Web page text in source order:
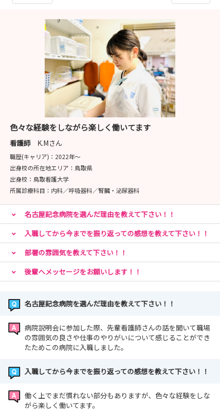
色々な経験をしながら楽しく働いてます
看護師 K.Mさん
職歴(キャリア)： 2022年〜
出身校の所在地エリア： 鳥取県
出身校： 鳥取看護大学
所属診療科目： 内科／呼吸器科／腎臓・泌尿器科
名古屋記念病院を選んだ理由を教えて下さい！！
入職してから今までを振り返っての感想を教えて下さい！！
部署の雰囲気を教えて下さい！！
後輩へメッセージをお願いします！！
名古屋記念病院を選んだ理由を教えて下さい！！
病院説明会に参加した際、先輩看護師さんの話を聞いて職場
の雰囲気の良さや仕事のやりがいについて感じることができ
たためこの病院に入職しました。
入職してから今までを振り返っての感想を教えて下さい！！
働く上でまだ慣れない部分もありますが、色々な経験をしな
がら楽しく働いてます。